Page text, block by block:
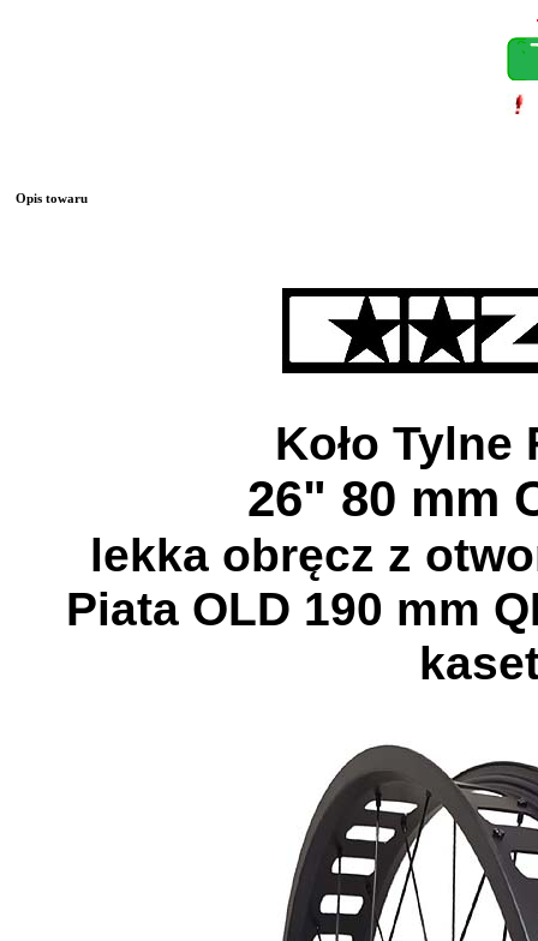
Opis towaru
Koło Tylne
26" 80 mm
lekka obręcz z
Piata OLD 190 mm